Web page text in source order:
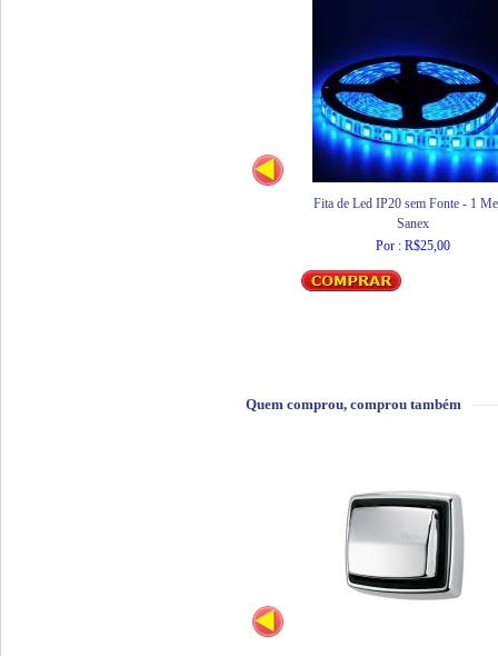
Fita de Led IP20 sem Fonte - 1
Sanex
Por : R$25,00
Quem comprou, comprou também